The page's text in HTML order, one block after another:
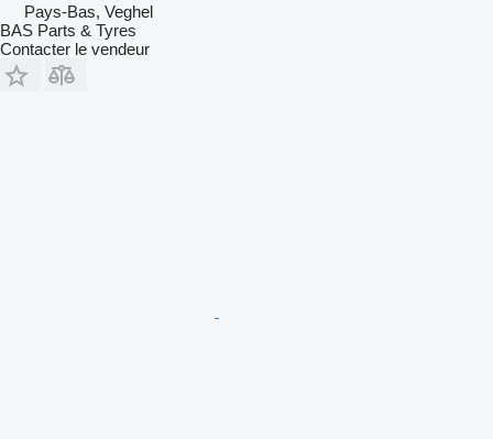
Pays-Bas, Veghel
BAS Parts & Tyres
Contacter le vendeur